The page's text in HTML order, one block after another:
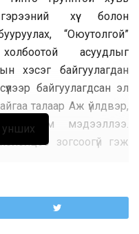
хүү болон
“Оюутолгой”
асуудлыг
хэсэг байгуулагдан
байгуулагдсан эл
талаар Аж үйлдвэр,
мэдээллээ.
зогсоогүй гэж
Засгийн газарт чиглэл
унших